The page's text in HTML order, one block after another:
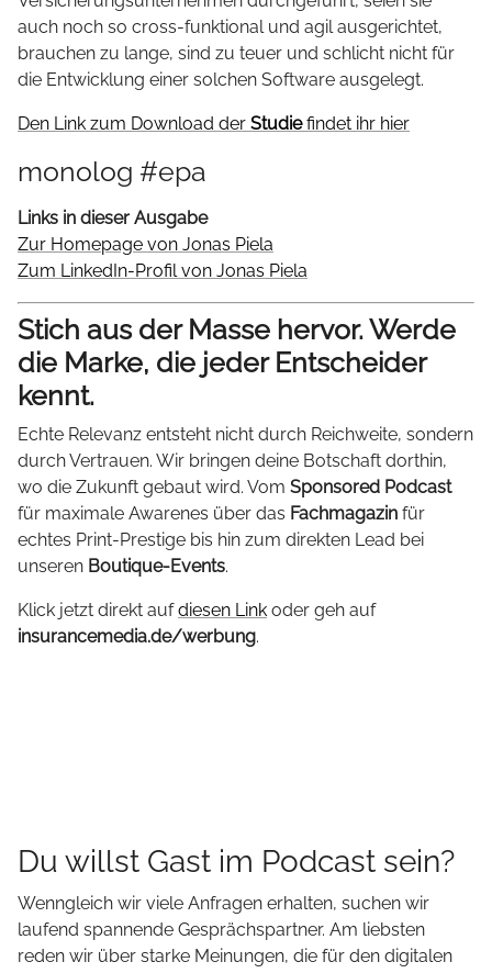
auch noch so cross-funktional und agil ausgerichtet,
brauchen zu lange, sind zu teuer und schlicht nicht für
die Entwicklung einer solchen Software ausgelegt.
Den Link zum Download der Studiefindet ihr hier
monolog #epa
Links in dieser Ausgabe
Zur Homepage von Jonas Piela
Zum LinkedIn-Profil von Jonas Piela
Stich aus der Masse hervor. Werde
die Marke, die jeder Entscheider
kennt.
Echte Relevanz entsteht nicht durch Reichweite, sondern
durch Vertrauen. Wir bringen deine Botschaft dorthin,
wo die Zukunft gebaut wird. Vom Sponsored Podcast
für maximale Awarenes über das Fachmagazin für
echtes Print-Prestige bis hin zum direkten Lead bei
unseren Boutique-Events.
Klick jetzt direkt aufdiesen Link oder geh auf
insurancemedia.de/werbung.
Du willst Gast im Podcast sein?
Wenngleich wir viele Anfragen erhalten, suchen wir
laufend spannende Gesprächspartner. Am liebsten
reden wir über starke Meinungen, die für den digitalen